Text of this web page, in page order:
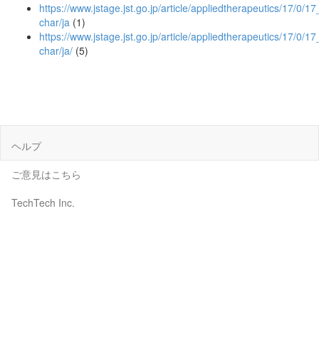
https://www.jstage.jst.go.jp/article/appliedtherapeutics/17/0/
char/ja (1)
https://www.jstage.jst.go.jp/article/appliedtherapeutics/17/0/
char/ja/ (5)
ヘルプ
ご意見はこちら
TechTech Inc.